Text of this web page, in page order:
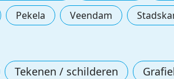
Pekela Veendam
Tekenen / schilderen